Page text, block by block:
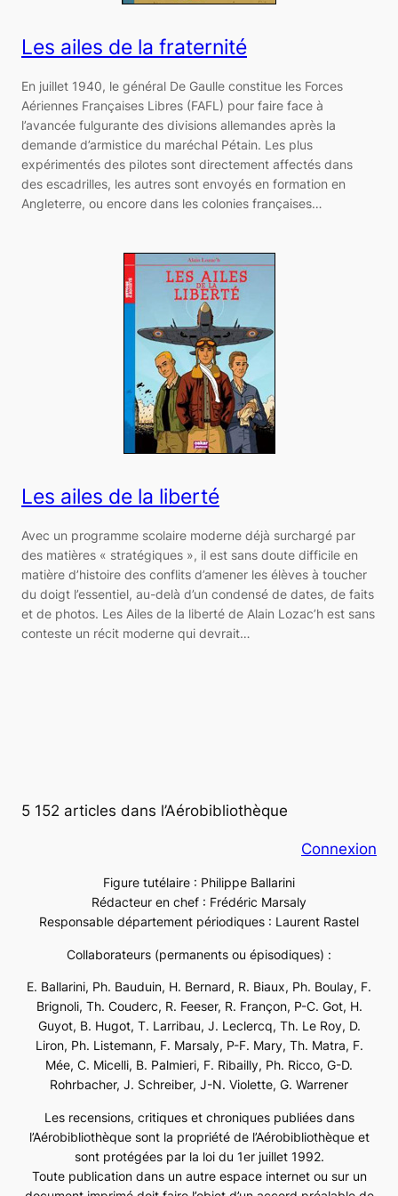
Les ailes de la fraternité
En juillet 1940, le général De Gaulle constitue les Forces
Aériennes Françaises Libres (FAFL) pour faire face à
l’avancée fulgurante des divisions allemandes après la
demande d’armistice du maréchal Pétain. Les plus
expérimentés des pilotes sont directement affectés dans
des escadrilles, les autres sont envoyés en formation en
Angleterre, ou encore dans les colonies françaises…
Les ailes de la liberté
Avec un programme scolaire moderne déjà surchargé par
des matières « stratégiques », il est sans doute difficile en
matière d’histoire des conflits d’amener les élèves à toucher
du doigt l’essentiel, au-delà d’un condensé de dates, de faits
et de photos. Les Ailes de la liberté de Alain Lozac’h est sans
conteste un récit moderne qui devrait…
5 152 articles dans l’Aérobibliothèque
Connexion
Figure tutélaire : Philippe Ballarini
Rédacteur en chef : Frédéric Marsaly
Responsable département périodiques : Laurent Rastel
Collaborateurs (permanents ou épisodiques) :
E. Ballarini, Ph. Bauduin, H. Bernard, R. Biaux, Ph. Boulay, F.
Brignoli, Th. Couderc, R. Feeser, R. Françon, P-C. Got, H.
Guyot, B. Hugot, T. Larribau, J. Leclercq, Th. Le Roy, D.
Liron, Ph. Listemann, F. Marsaly, P-F. Mary, Th. Matra, F.
Mée, C. Micelli, B. Palmieri, F. Ribailly, Ph. Ricco, G-D.
Rohrbacher, J. Schreiber, J-N. Violette, G. Warrener
Les recensions, critiques et chroniques publiées dans
l’Aérobibliothèque sont la propriété de l’Aérobibliothèque et
sont protégées par la loi du 1er juillet 1992.
Toute publication dans un autre espace internet ou sur un